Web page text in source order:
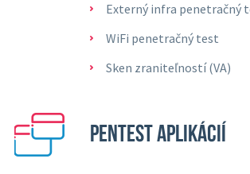
Externý infra penetračný
WiFi penetračný test
Sken zraniteľností (VA)
PENTEST APLIKÁCIÍ